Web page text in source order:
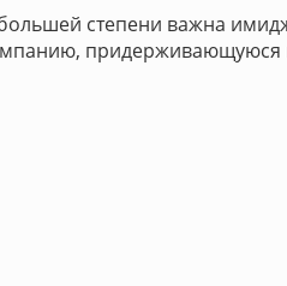
степени важна
придерживающуюся